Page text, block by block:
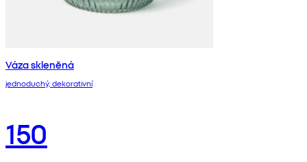
Váza skleněná
jednoduchý, dekorativní
150